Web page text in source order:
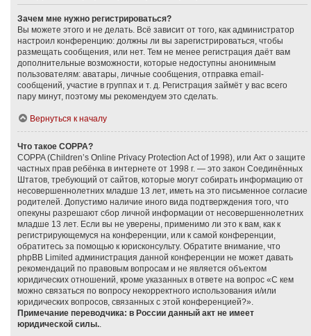
Зачем мне нужно регистрироваться?
Вы можете этого и не делать. Всё зависит от того, как администратор
настроил конференцию: должны ли вы зарегистрироваться, чтобы
размещать сообщения, или нет. Тем не менее регистрация даёт вам
дополнительные возможности, которые недоступны анонимным
пользователям: аватары, личные сообщения, отправка email-
сообщений, участие в группах и т. д. Регистрация займёт у вас всего
пару минут, поэтому мы рекомендуем это сделать.
Вернуться к началу
Что такое COPPA?
COPPA (Children’s Online Privacy Protection Act of 1998), или Акт о защите
частных прав ребёнка в интернете от 1998 г. — это закон Соединённых
Штатов, требующий от сайтов, которые могут собирать информацию от
несовершеннолетних младше 13 лет, иметь на это письменное согласие
родителей. Допустимо наличие иного вида подтверждения того, что
опекуны разрешают сбор личной информации от несовершеннолетних
младше 13 лет. Если вы не уверены, применимо ли это к вам, как к
регистрирующемуся на конференции, или к самой конференции,
обратитесь за помощью к юрисконсульту. Обратите внимание, что
phpBB Limited администрация данной конференции не может давать
рекомендаций по правовым вопросам и не является объектом
юридических отношений, кроме указанных в ответе на вопрос «С кем
можно связаться по вопросу некорректного использования и/или
юридических вопросов, связанных с этой конференцией?».
Примечание переводчика: в России данный акт не имеет
юридической силы..